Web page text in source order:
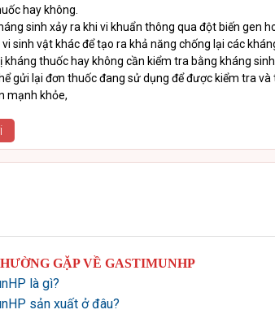
hay không.
sinh xảy ra khi vi khuẩn thông qua đột biến gen
sinh vật khác để tạo ra khả năng chống lại các
kháng thuốc hay không cần kiểm tra bằng kháng sinh
gửi lại đơn thuốc đang sử dụng để được kiểm tra và
mạnh khỏe,
GẶP VỀ GASTIMUNHP
là gì?
sản xuất ở đâu?